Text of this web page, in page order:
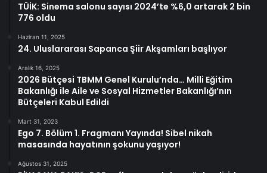
TÜİK: Sinema salonu sayısı 2024’te %6,0 artarak 2 bin
776 oldu
Haziran 11, 2025
24. Uluslararası Sapanca Şiir Akşamları başlıyor
Aralık 16, 2025
2026 Bütçesi TBMM Genel Kurulu’nda… Milli Eğitim
Bakanlığı ile Aile ve Sosyal Hizmetler Bakanlığı’nın
Bütçeleri Kabul Edildi
Mart 31, 2023
Ego 7. Bölüm 1. Fragmanı Yayında! Sibel nikah
masasında hayatının şokunu yaşıyor!
Ağustos 31, 2025